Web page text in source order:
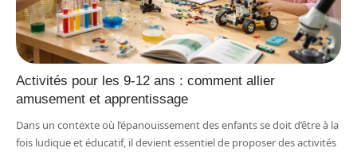
Activités pour les 9-12 ans : comment allier
amusement et apprentissage
Dans un contexte où l’épanouissement des enfants se doit d’être à la
fois ludique et éducatif, il devient essentiel de proposer des activités